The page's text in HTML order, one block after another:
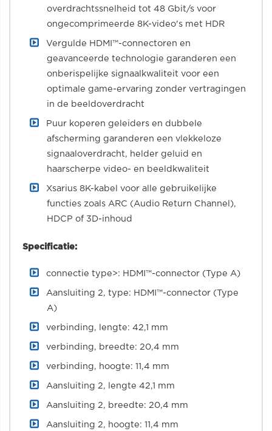
overdrachtssnelheid tot 48 Gbit/s voor
ongecomprimeerde 8K-video's met HDR
Vergulde HDMI™-connectoren en
geavanceerde technologie garanderen een
onberispelijke signaalkwaliteit voor een
optimale game-ervaring zonder vertragingen
in de beeldoverdracht
Puur koperen geleiders en dubbele
afscherming garanderen een vlekkeloze
signaaloverdracht, helder geluid en
haarscherpe video- en beeldkwaliteit
Xsarius 8K-kabel voor alle gebruikelijke
functies zoals ARC (Audio Return Channel),
HDCP of 3D-inhoud
Specificatie:
connectie type>: HDMI™-connector (Type A)
Aansluiting 2, type: HDMI™-connector (Type
A)
verbinding, lengte: 42,1 mm
verbinding, breedte: 20,4 mm
verbinding, hoogte: 11,4 mm
Aansluiting 2, lengte 42,1 mm
Aansluiting 2, breedte: 20,4 mm
Aansluiting 2, hoogte: 11,4 mm